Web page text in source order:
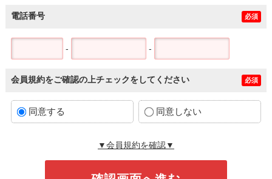
電話番号 必須
- -
会員規約をご確認の上チェックをしてください 必須
同意する 同意しない
▼会員規約を確認▼